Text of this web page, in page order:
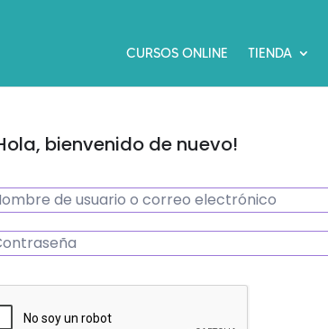
CURSOS ONLINE TIENDA
bienvenido de nuevo!